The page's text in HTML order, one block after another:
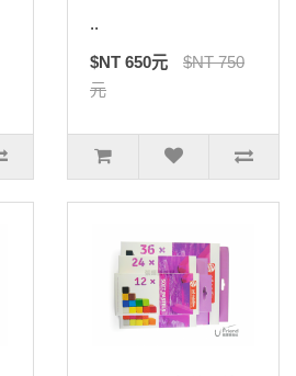
..
$NT 650元
$NT 750
元